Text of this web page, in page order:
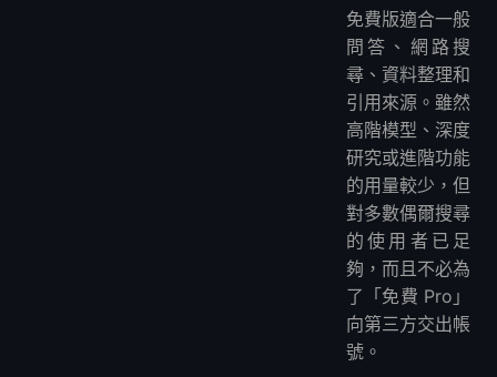
免費版適合一般
問答、網路搜
尋、資料整理和
引用來源。雖然
高階模型、深度
研究或進階功能
的用量較少，但
對多數偶爾搜尋
的使用者已足
夠，而且不必為
了「免費 Pro」
向第三方交出帳
號。